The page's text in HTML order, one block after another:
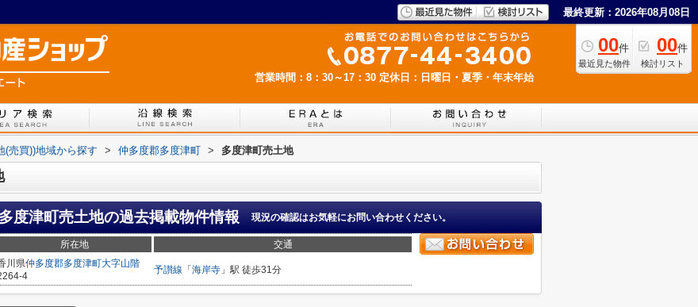
最終更新：2026年08月08日
00件
最近見た物件
00件
検討リスト
営業時間：8：30～17：30 定休日：日曜日・夏季・年末年始
(売買))地域から探す > 仲多度郡多度津町 > 多度津町売土地
多度津町売土地の過去掲載物件情報 現況の確認はお気軽にお問い合わせください。
所在地
交通
川県仲多度郡多度津町大字山階
4
予讃線 「 海岸寺 」駅 徒歩31分